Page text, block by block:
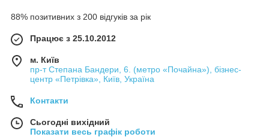
88% позитивних з 200 відгуків за рік
Працює з 25.10.2012
м. Київ
пр-т Степана Бандери, 6. (метро «Почайна»), бізнес-
центр «Петрівка», Київ, Україна
Контакти
Сьогодні вихідний
Показати весь графік роботи